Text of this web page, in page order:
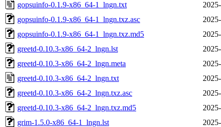
gopsuinfo-0.1.9-x86_64-1_lngn.txt
gopsuinfo-0.1.9-x86_64-1_lngn.txz.asc
gopsuinfo-0.1.9-x86_64-1_lngn.txz.md5
greetd-0.10.3-x86_64-2_lngn.lst
greetd-0.10.3-x86_64-2_lngn.meta
greetd-0.10.3-x86_64-2_lngn.txt
greetd-0.10.3-x86_64-2_lngn.txz.asc
greetd-0.10.3-x86_64-2_lngn.txz.md5
grim-1.5.0-x86_64-1_lngn.lst